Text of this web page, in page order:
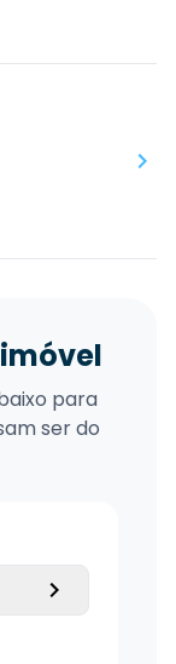
para
ser do